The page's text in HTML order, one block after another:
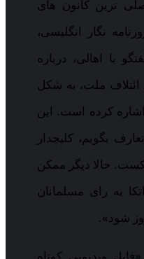
ترین کانون های
نگار انگلیسی،
با اهالی، درباره
ملت، به شکل
کرده است. این
بگویم، کلیچدار
حالا دیگر ممکن
به رای مسلمانان
شود».
ویدیویی کوتاه